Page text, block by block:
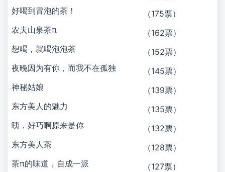
好喝到冒泡的茶！
（175票）
农夫山泉茶π
（162票）
想喝，就喝泡泡茶
（152票）
​夜晚因为有你，而我不在孤独
（145票）
神秘姑娘
（139票）
东方美人的魅力
（135票）
咦，好巧啊原来是你
（132票）
东方美人茶
（128票）
茶π的味道，自成一派
（127票）